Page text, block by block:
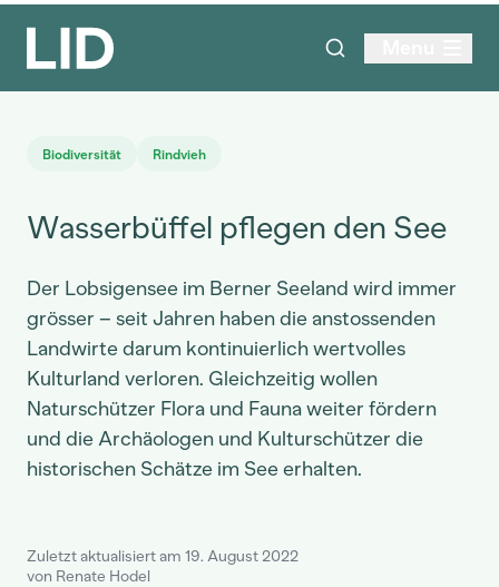
Biodiversität Rindvieh
Wasserbüffel pflegen den See
Der Lobsigensee im Berner Seeland wird immer
grösser – seit Jahren haben die anstossenden
Landwirte darum kontinuierlich wertvolles
Kulturland verloren. Gleichzeitig wollen
Naturschützer Flora und Fauna weiter fördern
und die Archäologen und Kulturschützer die
historischen Schätze im See erhalten.
Zuletzt aktualisiert am 19. August 2022
von Renate Hodel